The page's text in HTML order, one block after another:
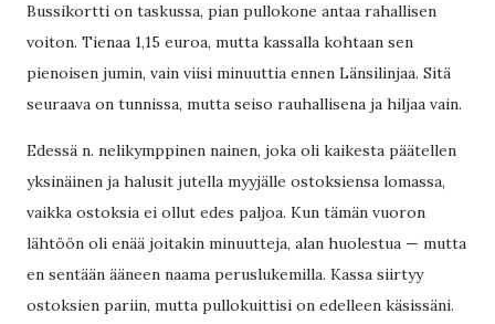
Bussikortti on taskussa, pian pullokone antaa rahallisen
voiton. Tienaa 1,15 euroa, mutta kassalla kohtaan sen
pienoisen jumin, vain viisi minuuttia ennen Länsilinjaa. Sitä
seuraava on tunnissa, mutta seiso rauhallisena ja hiljaa vain.
Edessä n. nelikymppinen nainen, joka oli kaikesta päätellen
yksinäinen ja halusit jutella myyjälle ostoksiensa lomassa,
vaikka ostoksia ei ollut edes paljoa. Kun tämän vuoron
lähtöön oli enää joitakin minuutteja, alan huolestua — mutta
en sentään ääneen naama peruslukemilla. Kassa siirtyy
ostoksien pariin, mutta pullokuittisi on edelleen käsissäni.